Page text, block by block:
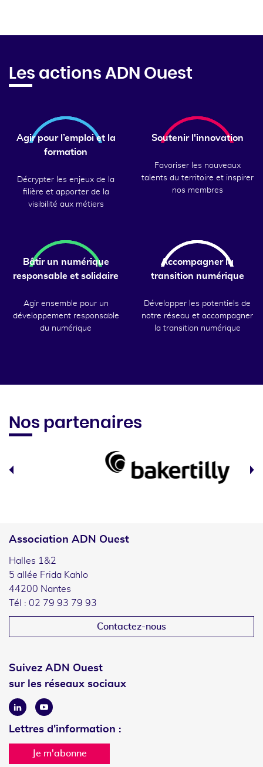
Les actions ADN Ouest
Agir pour l’emploi et la
formation
Décrypter les enjeux de la
filière et apporter de la
visibilité aux métiers
Soutenir l'innovation
Favoriser les nouveaux
talents du territoire et inspirer
nos membres
Bâtir un numérique
responsable et solidaire
Agir ensemble pour un
développement responsable
du numérique
Accompagner la
transition numérique
Développer les potentiels de
notre réseau et accompagner
la transition numérique
Nos partenaires
Association ADN Ouest
Halles 1&2
5 allée Frida Kahlo
44200 Nantes
Tél : 02 79 93 79 93
Contactez-nous
Suivez ADN Ouest
sur les réseaux sociaux
LinkedinYoutube
Lettres d'information :
Je m'abonne